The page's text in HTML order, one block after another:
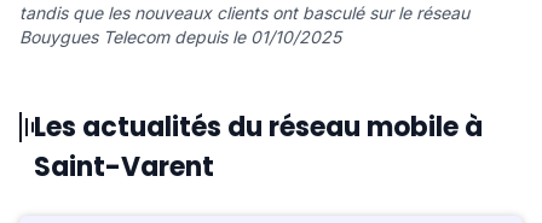
tandis que les nouveaux clients ont basculé sur le réseau
Bouygues Telecom depuis le 01/10/2025
Les actualités du réseau mobile à
Saint-Varent